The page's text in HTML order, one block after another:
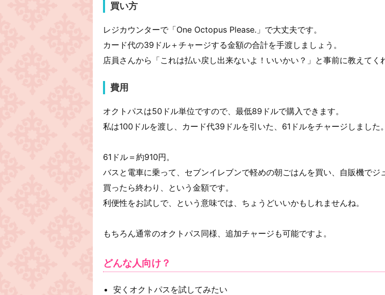
買い方
レジカウンターで「One Octopus Please.」で大丈夫です。
カード代の39ドル＋チャージする金額の合計を手渡しましょう。
店員さんから「これは払い戻し出来ないよ！いいかい？」と事前に教えてく
費用
オクトパスは50ドル単位ですので、最低89ドルで購入できます。
私は100ドルを渡し、カード代39ドルを引いた、61ドルをチャージしました。
61ドル＝約910円。
バスと電車に乗って、セブンイレブンで軽めの朝ごはんを買い、自販機でジ
買ったら終わり、という金額です。
利便性をお試しで、という意味では、ちょうどいいかもしれませんね。
もちろん通常のオクトパス同様、追加チャージも可能ですよ。
どんな人向け？
安くオクトパスを試してみたい